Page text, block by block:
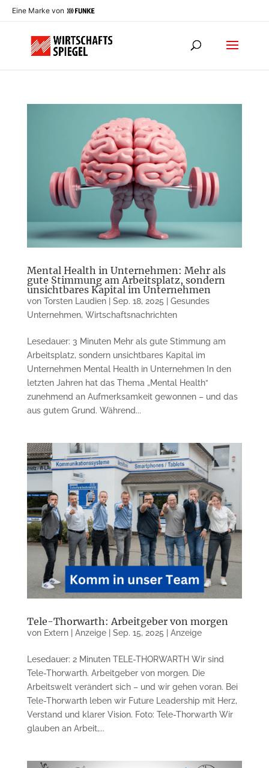
Eine Marke von
Mental Health in Unternehmen: Mehr als
gute Stimmung am Arbeitsplatz, sondern
unsichtbares Kapital im Unternehmen
von Torsten Laudien| Sep. 18, 2025
Gesundes
Unternehmen, Wirtschaftsnachrichten
Lesedauer: 3 Minuten Mehr als gute Stimmung am
Arbeitsplatz, sondern unsichtbares Kapital im
Unternehmen Mental Health in Unternehmen In den
letzten Jahren hat das Thema „Mental Health“
zunehmend an Aufmerksamkeit gewonnen – und das
aus gutem Grund. Während...
Tele-Thorwarth: Arbeitgeber von morgen
von Extern | Anzeige| Sep. 15, 2025 Anzeige
Lesedauer: 2 Minuten TELE-THORWARTH Wir sind
Tele-Thorwarth. Arbeitgeber von morgen. Die
Arbeitswelt verändert sich – und wir gehen voran. Bei
Tele-Thorwarth leben wir Future Leadership mit Herz,
Verstand und klarer Vision. Foto: Tele-Thorwarth Wir
glauben an Arbeit,...